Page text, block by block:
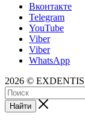
Вконтакте
Telegram
YouTube
Viber
Viber
WhatsApp
2026 © EXDENTIS
Найти